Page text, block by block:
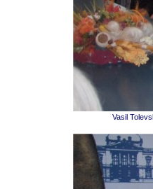
Vasil